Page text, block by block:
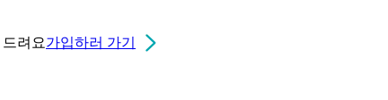
드려요가입하러 가기